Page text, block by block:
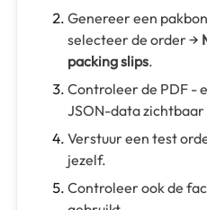
Genereer een
selecteer de order →
packing slips.
Controleer de PDF -
JSON-data zichtbaar
Verstuur een test
jezelf.
Controleer ook de